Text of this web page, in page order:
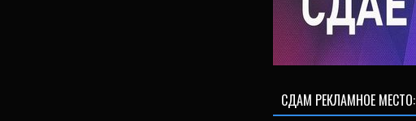
СДАМ РЕКЛАМНОЕ МЕСТО: